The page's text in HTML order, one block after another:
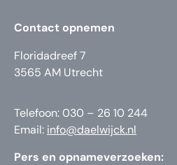
Contact opnemen
Floridadreef 7
3565 AM Utrecht
Telefoon: 030 – 26 10 244
Email: info@daelwijck.nl
Pers en opnameverzoeken: